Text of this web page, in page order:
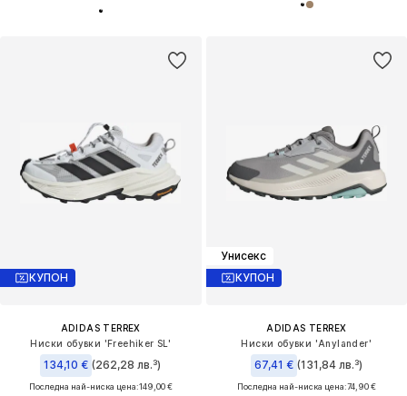
КУПОН
ADIDAS TERREX
Ниски обувки 'Freehiker SL'
134,10 € (262,28 лв.³)
Последна най-ниска цена:149,00 €
Унисекс
КУПОН
ADIDAS TERREX
Ниски обувки 'Anylander'
67,41 € (131,84 лв.³)
Последна най-ниска цена:74,90 €